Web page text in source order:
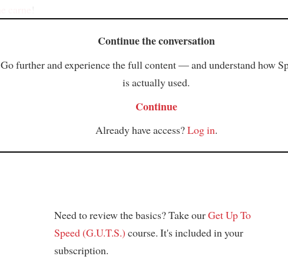
Continue the conversation
Go further and experience the full content — and understand how
is actually used.
Continue
Already have access?Log in.
Need to review the basics? Take ourGet Up To
Speed (G.U.T.S.) course. It's included in your
subscription.